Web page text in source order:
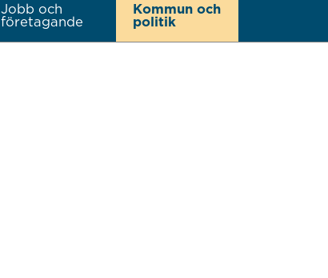
Jobb och
företagande
Kommun och
politik